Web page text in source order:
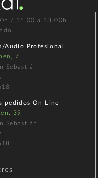
/ 15.00 a 18.00h
Audio Profesional
7
Sebastián
pedidos On Line
39
Sebastián